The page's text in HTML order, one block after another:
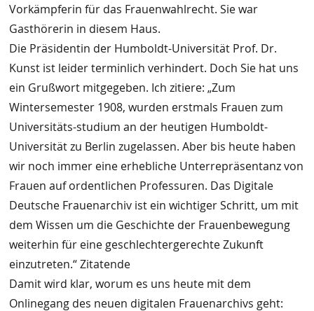
Vorkämpferin für das Frauenwahlrecht. Sie war
Gasthörerin in diesem Haus.
Die Präsidentin der Humboldt-Universität Prof. Dr.
Kunst ist leider terminlich verhindert. Doch Sie hat uns
ein Grußwort mitgegeben. Ich zitiere: „Zum
Wintersemester 1908, wurden erstmals Frauen zum
Universitäts-studium an der heutigen Humboldt-
Universität zu Berlin zugelassen. Aber bis heute haben
wir noch immer eine erhebliche Unterrepräsentanz von
Frauen auf ordentlichen Professuren. Das Digitale
Deutsche Frauenarchiv ist ein wichtiger Schritt, um mit
dem Wissen um die Geschichte der Frauenbewegung
weiterhin für eine geschlechtergerechte Zukunft
einzutreten.“ Zitatende
Damit wird klar, worum es uns heute mit dem
Onlinegang des neuen digitalen Frauenarchivs geht: